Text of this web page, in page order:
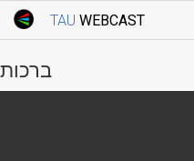
TAU WEBCAST
Webcast: Courses
Tel Aviv University
ברכות